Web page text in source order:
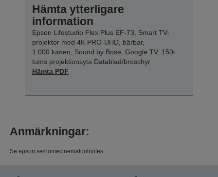
Hämta ytterligare
information
Epson Lifestudio Flex Plus EF-73, Smart TV-
projektor med 4K PRO-UHD, bärbar,
1 000 lumen, Sound by Bose, Google TV, 150-
tums projektionsyta Datablad/broschyr
Hämta PDF
Anmärkningar:
Se epson.se/homecinemafootnotes